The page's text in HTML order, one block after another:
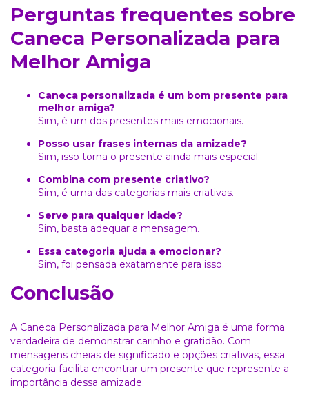
Perguntas frequentes sobre
Caneca Personalizada para
Melhor Amiga
Caneca personalizada é um bom presente para
melhor amiga?
Sim, é um dos presentes mais emocionais.
Posso usar frases internas da amizade?
Sim, isso torna o presente ainda mais especial.
Combina com presente criativo?
Sim, é uma das categorias mais criativas.
Serve para qualquer idade?
Sim, basta adequar a mensagem.
Essa categoria ajuda a emocionar?
Sim, foi pensada exatamente para isso.
Conclusão
A Caneca Personalizada para Melhor Amiga é uma forma
verdadeira de demonstrar carinho e gratidão. Com
mensagens cheias de significado e opções criativas, essa
categoria facilita encontrar um presente que represente a
importância dessa amizade.